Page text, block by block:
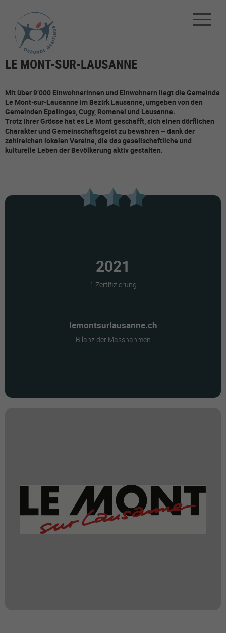
LE MONT-SUR-LAUSANNE
Mit über 9’000 Einwohnerinnen und Einwohnern liegt die Gemeinde
Le Mont-sur-Lausanne im Bezirk Lausanne, umgeben von den
Gemeinden Epalinges, Cugy, Romanel und Lausanne.
Trotz ihrer Grösse hat es Le Mont geschafft, sich einen dörflichen
Charakter und Gemeinschaftsgeist zu bewahren – dank der
zahlreichen lokalen Vereine, die das gesellschaftliche und
kulturelle Leben der Bevölkerung aktiv gestalten.
2021
1.Zertifizierung
lemontsurlausanne.ch
Bilanz der Massnahmen